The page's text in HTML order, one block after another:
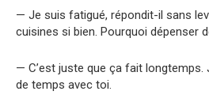
— Je suis fatigué, répondit-il sans
cuisines si bien. Pourquoi dépenser
— C’est juste que ça fait longtemps.
de temps avec toi.